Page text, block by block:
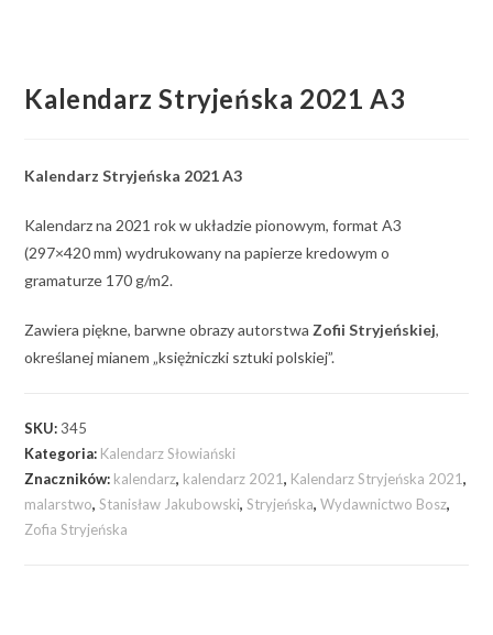
Kalendarz Stryjeńska 2021 A3
Kalendarz Stryjeńska 2021 A3
Kalendarz na 2021 rok w układzie pionowym, format A3
(297×420 mm) wydrukowany na papierze kredowym o
gramaturze 170 g/m2.
Zawiera piękne, barwne obrazy autorstwa Zofii Stryjeńskiej,
określanej mianem „księżniczki sztuki polskiej”.
SKU: 345
Kategoria: Kalendarz Słowiański
Znaczników: kalendarz, kalendarz 2021, Kalendarz Stryjeńska 2021,
malarstwo,Stanisław Jakubowski,Stryjeńska,Wydawnictwo Bosz,
Zofia Stryjeńska